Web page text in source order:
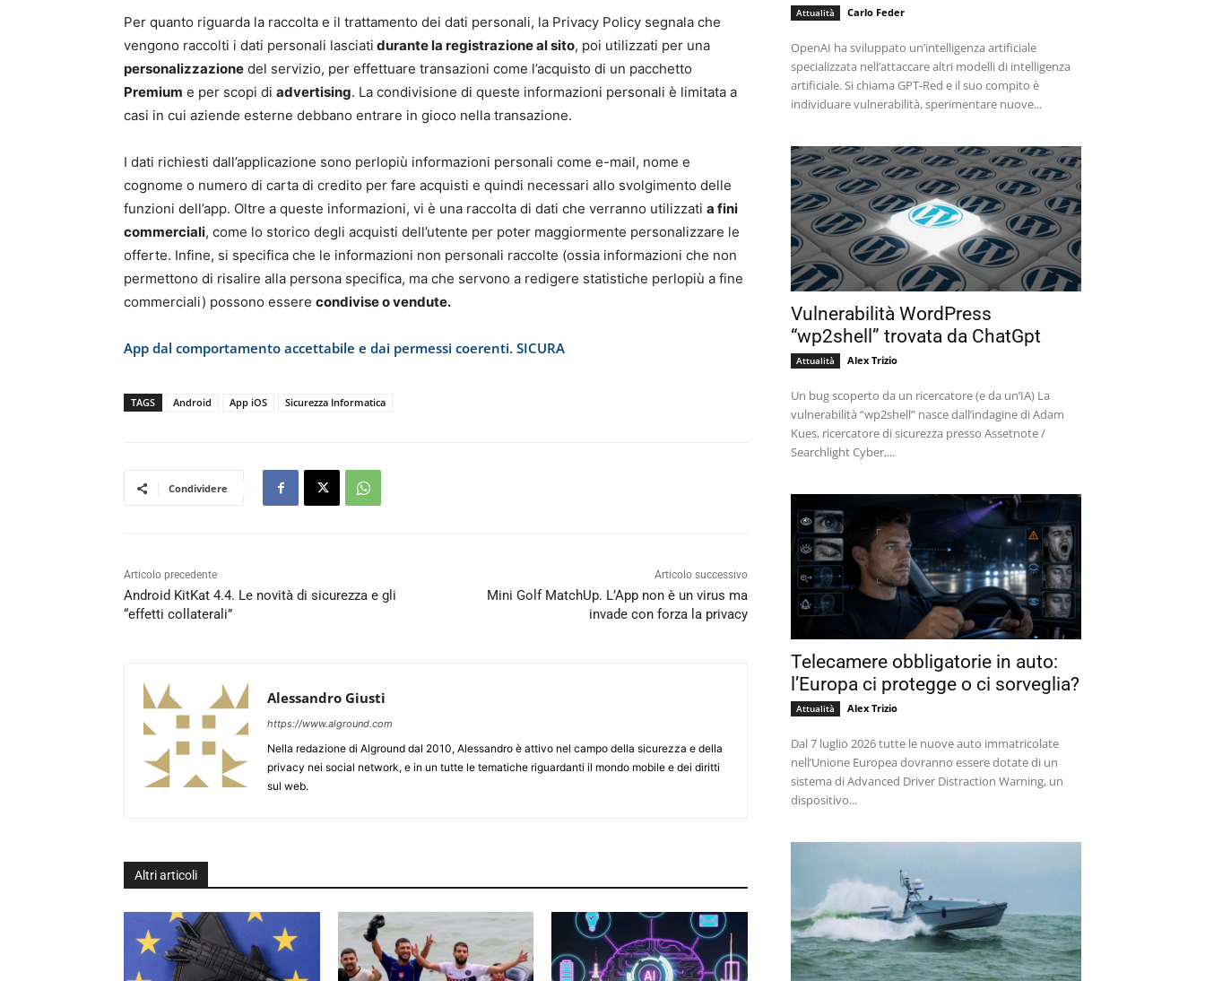
Per quanto riguarda la raccolta e il trattamento dei dati personali, la Privacy Policy segnala che
vengono raccolti i dati personali lasciati durante la registrazione al sito, poi utilizzati per una
personalizzazione del servizio, per effettuare transazioni come l’acquisto di un pacchetto
Premium e per scopi di advertising. La condivisione di queste informazioni personali è limitata a
casi in cui aziende esterne debbano entrare in gioco nella transazione.
I dati richiesti dall’applicazione sono perlopiù informazioni personali come e-mail, nome e
cognome o numero di carta di credito per fare acquisti e quindi necessari allo svolgimento delle
funzioni dell’app. Oltre a queste informazioni, vi è una raccolta di dati che verranno utilizzati a fini
commerciali, come lo storico degli acquisti dell’utente per poter maggiormente personalizzare le
offerte. Infine, si specifica che le informazioni non personali raccolte (ossia informazioni che non
permettono di risalire alla persona specifica, ma che servono a redigere statistiche perlopiù a fine
commerciali) possono essere condivise o vendute.
App dal comportamento accettabile e dai permessi coerenti. SICURA
TAGS Android App iOS Sicurezza Informatica
Condividere
Articolo precedente
Android KitKat 4.4. Le novità di sicurezza e gli
“effetti collaterali”
Articolo successivo
Mini Golf MatchUp. L’App non è un virus ma
invade con forza la privacy
Alessandro Giusti
https://www.alground.com
Nella redazione di Alground dal 2010, Alessandro è attivo nel campo della sicurezza e della
privacy nei social network, e in un tutte le tematiche riguardanti il mondo mobile e dei diritti
sul web.
Altri articoli
Attualità Carlo Feder
OpenAI ha sviluppato un’intelligenza artificiale
specializzata nell’attaccare altri modelli di intelligenza
artificiale. Si chiama GPT-Red e il suo compito è
individuare vulnerabilità, sperimentare nuove...
Vulnerabilità WordPress
“wp2shell” trovata da ChatGpt
Attualità Alex Trizio
Un bug scoperto da un ricercatore (e da un’IA) La
vulnerabilità “wp2shell” nasce dall’indagine di Adam
Kues, ricercatore di sicurezza presso Assetnote /
Searchlight Cyber,...
Telecamere obbligatorie in auto:
l’Europa ci protegge o ci sorveglia?
Attualità Alex Trizio
Dal 7 luglio 2026 tutte le nuove auto immatricolate
nell’Unione Europea dovranno essere dotate di un
sistema di Advanced Driver Distraction Warning, un
dispositivo...